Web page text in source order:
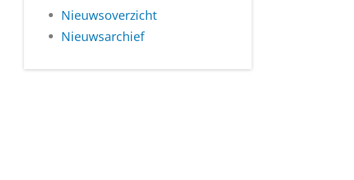
Nieuwsoverzicht
Nieuwsarchief